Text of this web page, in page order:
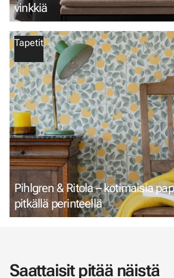
vinkkiä
Tapetit
Pihlgren & Ritola – kotimaisia
pitkällä perinteellä
Saattaisit pitää näistä